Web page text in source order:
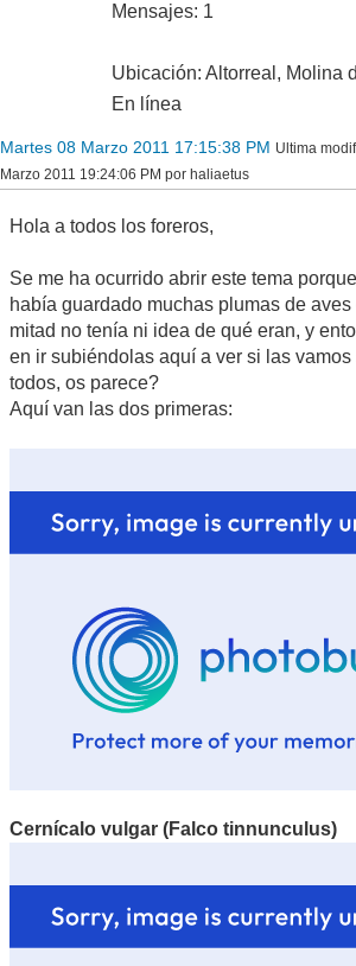
Mensajes: 1
Ubicación: Altorreal, Molina
En línea
Martes 08 Marzo 2011 17:15:38 PM Ultima
Marzo 2011 19:24:06 PM por haliaetus
Hola a todos los foreros,
Se me ha ocurrido abrir este tema
había guardado muchas plumas de
mitad no tenía ni idea de qué eran, y
en ir subiéndolas aquí a ver si las
todos, os parece?
Aquí van las dos primeras:
Cernícalo vulgar (Falco tinnunculus)